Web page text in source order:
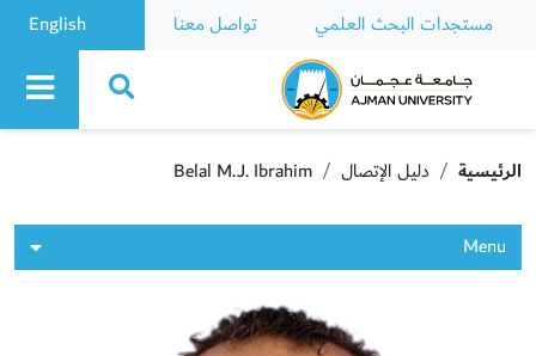
مستجدات البحث العلمي تواصل معنا English
Ajman University
الرئيسية دليل الإتصال Belal M.J. Ibrahim
Menu